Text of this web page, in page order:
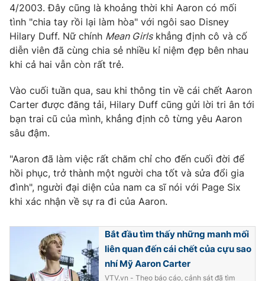
Liên hệ tòa soạn English
Theo dõi báo trên
Cơ quan chủ quản:Đài Truyền hình Việt Nam
Cơ quan báo chí:
Thời báo VTV
Giấy phép hoạt động báo in và báo điện tử số 483/GP-BTTTT
cấp ngày 29/12/2023
Tổng Biên tập:Vũ Thanh Thủy
Phó Tổng Biên tập:
Nguyễn Thị Mỹ Hạnh, Phạm Quốc Thắng,
Nguyễn Trọng Ninh
Tổng đài VTV:024.38 355 931 - 024.38 355 932
4/2003. Đây cũng là khoảng thời khi Aaron có mối
tình "chia tay rồi lại làm hòa" với ngôi sao Disney
Hilary Duff. Nữ chính Mean Girlskhẳng định cô và cố
diễn viên đã cùng chia sẻ nhiều kỉ niệm đẹp bên nhau
khi cả hai vẫn còn rất trẻ.
Vào cuối tuần qua, sau khi thông tin về cái chết Aaron
Carter được đăng tải, Hilary Duff cũng gửi lời tri ân tới
bạn trai cũ của mình, khẳng định cô từng yêu Aaron
sâu đậm.
"Aaron đã làm việc rất chăm chỉ cho đến cuối đời để
hồi phục, trở thành một người cha tốt và sửa đổi gia
đình", người đại diện của nam ca sĩ nói với Page Six
khi xác nhận về sự ra đi của Aaron.
Bắt đầu tìm thấy những manh mối
liên quan đến cái chết của cựu sao
nhí Mỹ Aaron Carter
VTV.vn - Theo báo cáo, cảnh sát đã tìm